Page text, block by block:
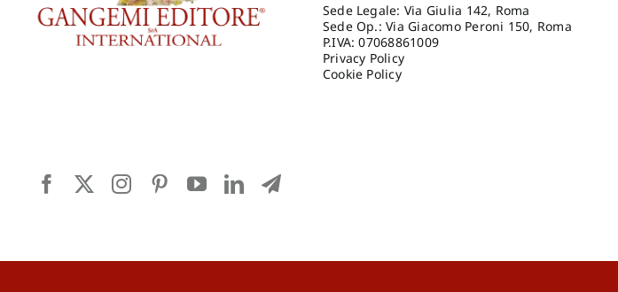
Sede Legale: Via Giulia 142, Roma
Sede Op.: Via Giacomo Peroni 150, Roma
P.IVA: 07068861009
Privacy Policy
Cookie Policy